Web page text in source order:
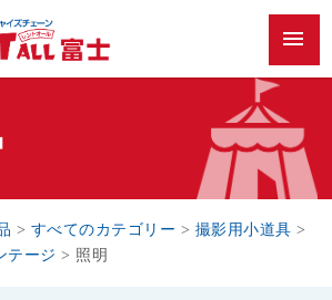
menu
> すべてのカテゴリー > 撮影用小道具 >
テージ > 照明